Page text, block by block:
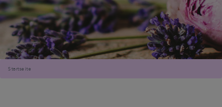
Startseite